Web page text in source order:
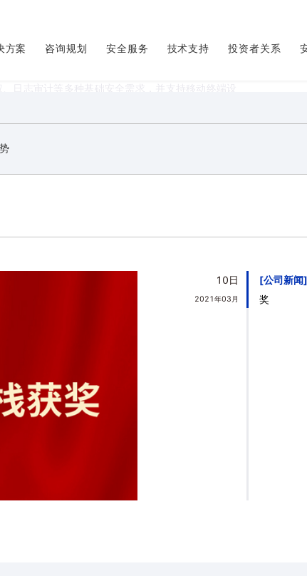
方案 咨询规划 安全服务 技术支持 投资者关系
等行业客户推出，助力企事业单位完成远程办公 、
管理部门要求，支持核准的国密协商模式及SM1、
导可以在任意时间、任意地点、任意终端安全可靠
10日
2021年03月
公司新闻
奖